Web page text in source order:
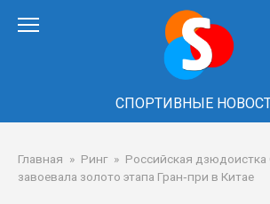
СПОРТИВНЫЕ
Главная » Ринг » Российская дзюдоистка
завоевала золото этапа Гран‑при в Китае